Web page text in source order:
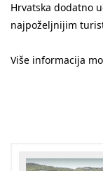
Hrvatska dodatno
najpoželjnijim
Više informacija